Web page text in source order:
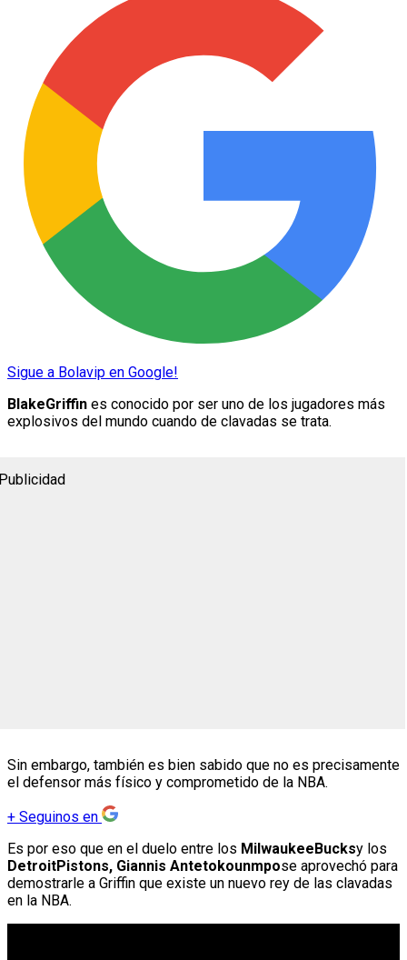
Sigue a Bolavip en Google!
BlakeGriffin es conocido por ser uno de los jugadores más
explosivos del mundo cuando de clavadas se trata.
Sin embargo, también es bien sabido que no es precisamente
el defensor más físico y comprometido de la NBA.
+ Seguinos en
Es por eso que en el duelo entre los MilwaukeeBucksy los
DetroitPistons, Giannis Antetokounmpose aprovechó para
demostrarle a Griffin que existe un nuevo rey de las clavadas
en la NBA.